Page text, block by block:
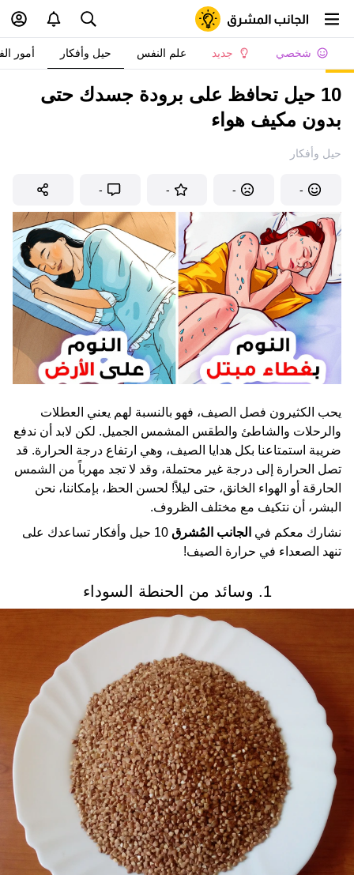
شخصي جديد علم النفس حيل وأفكار أمور
10 حيل تحافظ على برودة جسدك حتى
بدون مكيف هواء
حيل وأفكار
-
-
-
-
يحب الكثيرون فصل الصيف، فهو بالنسبة لهم يعني العطلات
والرحلات والشاطئ والطقس المشمس الجميل. لكن لابد أن ندفع
ضريبة استمتاعنا بكل هدايا الصيف، وهي ارتفاع درجة الحرارة. قد
تصل الحرارة إلى درجة غير محتملة، وقد لا تجد مهرباً من الشمس
الحارقة أو الهواء الخانق، حتى ليلاً! لحسن الحظ، بإمكاننا، نحن
البشر، أن نتكيف مع مختلف الظروف.
نشارك معكم في الجانب المُشرق
10 حيل وأفكار تساعدك على
تنهد الصعداء في حرارة الصيف!
1. وسائد من الحنطة السوداء